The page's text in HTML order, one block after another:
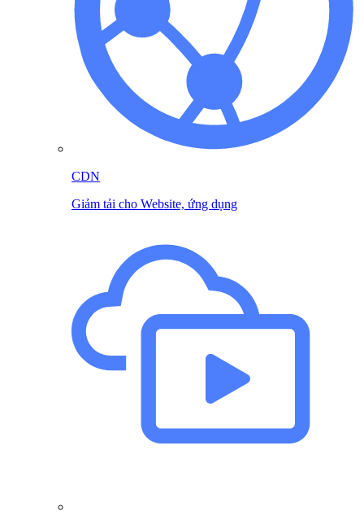
CDN
Giảm tải cho Website, ứng dụng